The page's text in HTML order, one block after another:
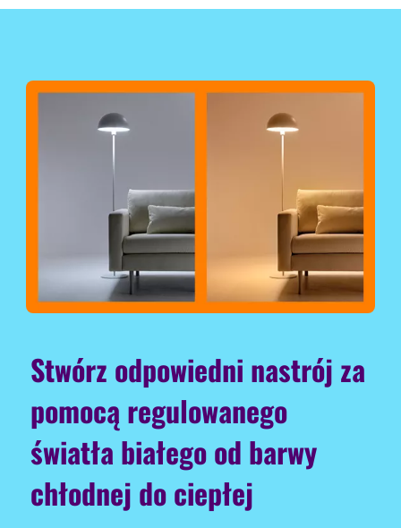
Stwórz odpowiedni nastrój za
pomocą regulowanego
światła białego od barwy
chłodnej do ciepłej